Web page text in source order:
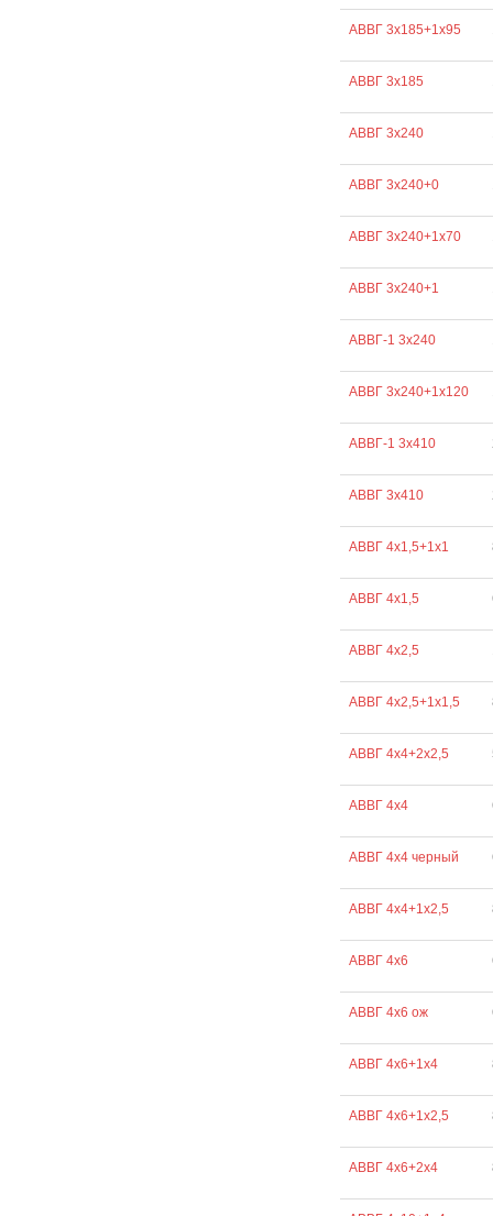
АВВГ 3х185+1х95
АВВГ 3х185
АВВГ 3х240
АВВГ 3х240+0
АВВГ 3х240+1х70
АВВГ 3х240+1
АВВГ-1 3х240
АВВГ 3х240+1х120
АВВГ-1 3х410
АВВГ 3х410
АВВГ 4х1,5+1х1
АВВГ 4х1,5
АВВГ 4х2,5
АВВГ 4х2,5+1х1,5
АВВГ 4х4+2х2,5
АВВГ 4х4
АВВГ 4х4 черный
АВВГ 4х4+1х2,5
АВВГ 4х6
АВВГ 4х6 ож
АВВГ 4х6+1х4
АВВГ 4х6+1х2,5
АВВГ 4х6+2х4